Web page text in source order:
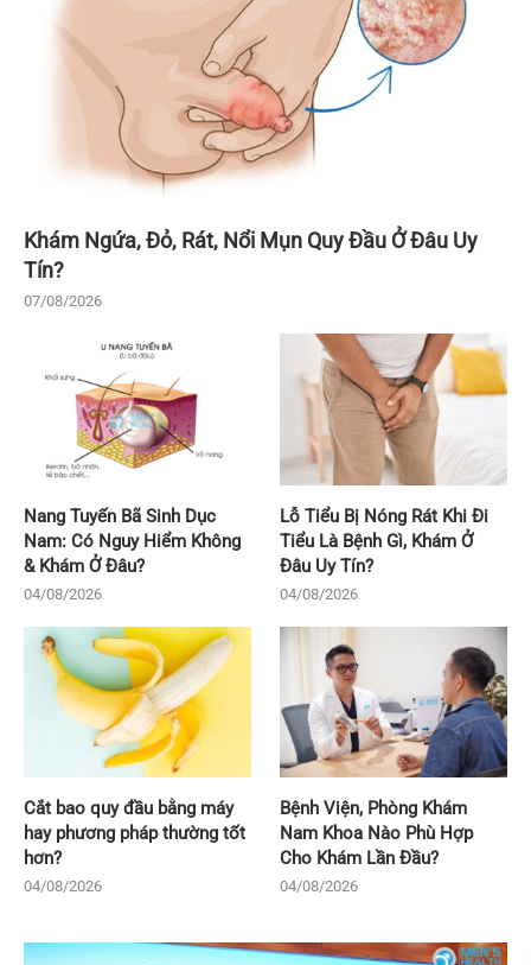
Khám Ngứa, Đỏ, Rát, Nổi Mụn Quy Đầu Ở Đâu Uy
Tín?
07/08/2026
Nang Tuyến Bã Sinh Dục
Nam: Có Nguy Hiểm Không
& Khám Ở Đâu?
04/08/2026
Lỗ Tiểu Bị Nóng Rát Khi Đi
Tiểu Là Bệnh Gì, Khám Ở
Đâu Uy Tín?
04/08/2026
Cắt bao quy đầu bằng máy
hay phương pháp thường tốt
hơn?
04/08/2026
Bệnh Viện, Phòng Khám
Nam Khoa Nào Phù Hợp
Cho Khám Lần Đầu?
04/08/2026